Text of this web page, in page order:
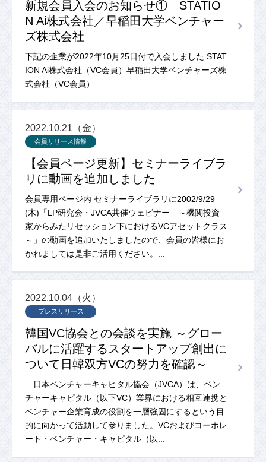
新規会員入会のお知らせ① STATIO
N Ai株式会社／早稲田大学ベンチャー
ズ株式会社
下記の企業が2022年10月25日付で入会しました STAT
ION Ai株式会社（VC会員）早稲田大学ベンチャーズ株
式会社（VC会員）
【会員ページ更新】セミナーライブラ
リに動画を追加しました
会員専用ページ内 セミナーライブラリに2002/9/29
(木)「LP研究会・JVCA共催ウェビナー ～機関投資
家からみたリセッション下におけるVCアセットクラス
～」の動画を追加いたしましたので、会員の皆様にお
かれましては是非ご活用ください。...
会員リリース情報
2022.10.21（金）
韓国VC協会との会談を実施 ～グロー
バルに活躍するスタートアップ創出に
ついて日韓双方VCの努力を確認～
日本ベンチャーキャピタル協会（JVCA）は、ベン
チャーキャピタル（以下VC）業界における相互連携と
ベンチャー企業育成の役割を一層強固にするという目
的に向かって活動して参りました。VCおよびコーポレ
ート・ベンチャー・キャピタル（以...
プレスリリース
2022.10.04（火）